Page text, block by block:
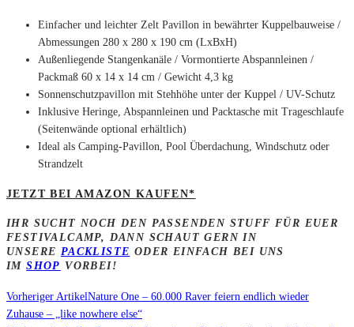
Einfacher und leichter Zelt Pavillon in bewährter Kuppelbauweise /
Abmessungen 280 x 280 x 190 cm (LxBxH)
Außenliegende Stangenkanäle / Vormontierte Abspannleinen /
Packmaß 60 x 14 x 14 cm / Gewicht 4,3 kg
Sonnenschutzpavillon mit Stehhöhe unter der Kuppel / UV-Schutz
Inklusive Heringe, Abspannleinen und Packtasche mit Trageschlaufe
(Seitenwände optional erhältlich)
Ideal als Camping-Pavillon, Pool Überdachung, Windschutz oder
Strandzelt
JETZT BEI AMAZON KAUFEN*
IHR SUCHT NOCH DEN PASSENDEN STUFF FÜR EUER
FESTIVALCAMP, DANN SCHAUT GERN IN
UNSERE PACKLISTE ODER EINFACH BEI UNS
IMSHOP VORBEI!
Vorheriger ArtikelNature One – 60.000 Raver feiern endlich wieder
Zuhause – „like nowhere else“